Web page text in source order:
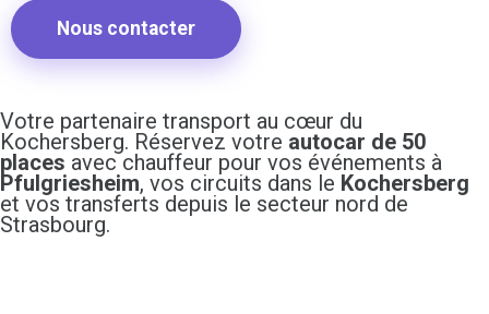
Nous contacter
Votre partenaire transport au cœur du
Kochersberg. Réservez votre autocar de 50
places avec chauffeur pour vos événements à
Pfulgriesheim, vos circuits dans le Kochersberg
et vos transferts depuis le secteur nord de
Strasbourg.